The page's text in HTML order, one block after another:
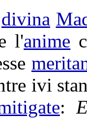
divina
l'anime
ivi
: